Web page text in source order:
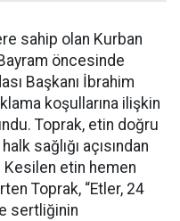
sahip olan Kurban
Bayram öncesinde
Başkanı İbrahim
koşullarına ilişkin
Toprak, etin doğru
sağlığı açısından
Kesilen etin hemen
Toprak, “Etler, 24
sertliğinin